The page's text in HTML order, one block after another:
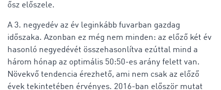
ősz előszele.
A 3. negyedév az év leginkább fuvarban gazdag
időszaka. Azonban ez még nem minden: az előző két év
hasonló negyedévét összehasonlítva ezúttal mind a
három hónap az optimális 50:50-es arány felett van.
Növekvő tendencia érezhető, ami nem csak az előző
évek tekintetében érvényes. 2016-ban először mutat